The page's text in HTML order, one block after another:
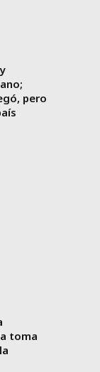
pero
toma